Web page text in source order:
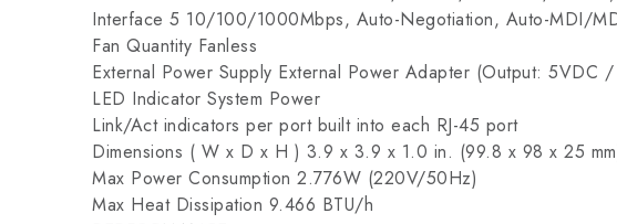
Interface 5 10/100/1000Mbps, Auto-Negotiation, Auto-MDI/
Fan Quantity Fanless
External Power Supply External Power Adapter (Output: 5VDC
LED Indicator System Power
Link/Act indicators per port built into each RJ-45 port
Dimensions ( W x D x H ) 3.9 x 3.9 x 1.0 in. (99.8 x 98 x 25
Max Power Consumption 2.776W (220V/50Hz)
Max Heat Dissipation 9.466 BTU/h